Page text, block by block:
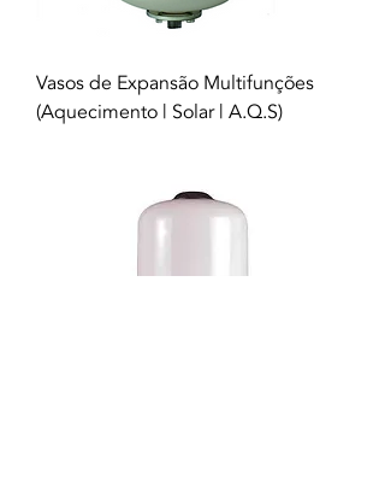
Vasos de Expansão Multifunções
(Aquecimento | Solar | A.Q.S)